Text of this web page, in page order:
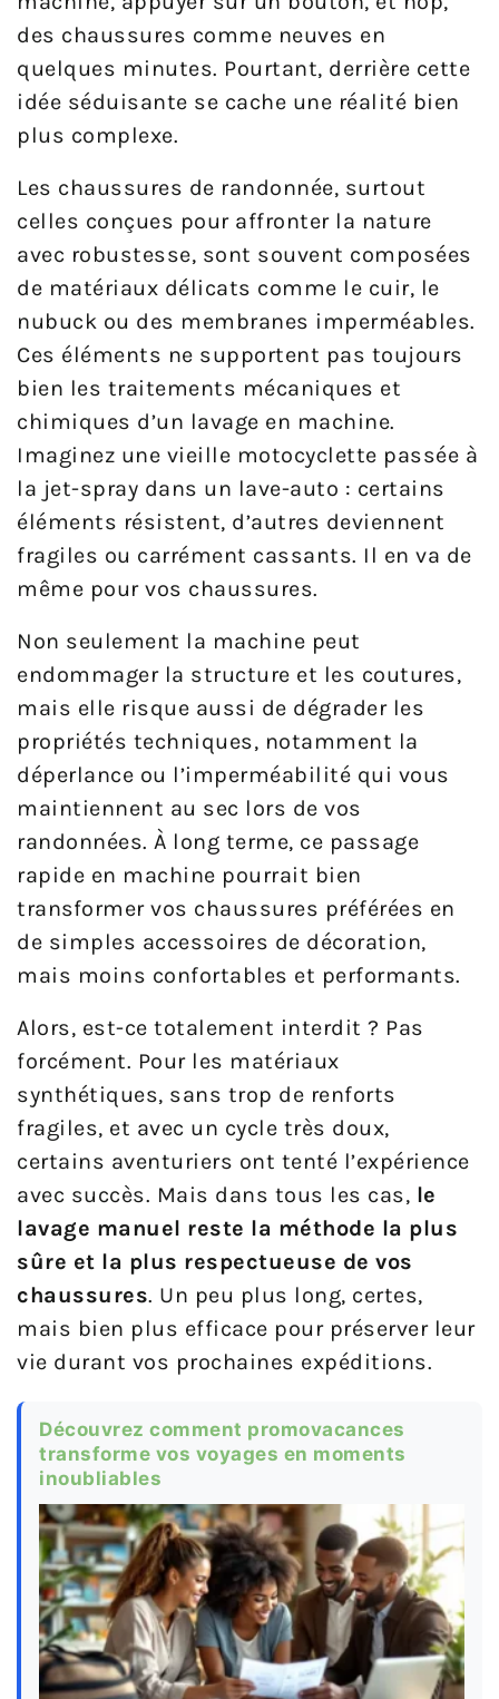
des chaussures comme neuves en
quelques minutes. Pourtant, derrière cette
idée séduisante se cache une réalité bien
plus complexe.
Les chaussures de randonnée, surtout
celles conçues pour affronter la nature
avec robustesse, sont souvent composées
de matériaux délicats comme le cuir, le
nubuck ou des membranes imperméables.
Ces éléments ne supportent pas toujours
bien les traitements mécaniques et
chimiques d’un lavage en machine.
Imaginez une vieille motocyclette passée à
la jet-spray dans un lave-auto : certains
éléments résistent, d’autres deviennent
fragiles ou carrément cassants. Il en va de
même pour vos chaussures.
Non seulement la machine peut
endommager la structure et les coutures,
mais elle risque aussi de dégrader les
propriétés techniques, notamment la
déperlance ou l’imperméabilité qui vous
maintiennent au sec lors de vos
randonnées. À long terme, ce passage
rapide en machine pourrait bien
transformer vos chaussures préférées en
de simples accessoires de décoration,
mais moins confortables et performants.
Alors, est-ce totalement interdit ? Pas
forcément. Pour les matériaux
synthétiques, sans trop de renforts
fragiles, et avec un cycle très doux,
certains aventuriers ont tenté l’expérience
avec succès. Mais dans tous les cas, le
lavage manuel reste la méthode la plus
sûre et la plus respectueuse de vos
chaussures. Un peu plus long, certes,
mais bien plus efficace pour préserver leur
vie durant vos prochaines expéditions.
Découvrez comment promovacances
transforme vos voyages en moments
inoubliables